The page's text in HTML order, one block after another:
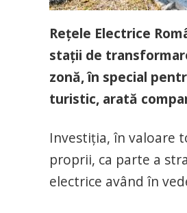
Rețele Electrice
stații de
zonă, în special
turistic, arată
Investiția, în valoare
proprii, ca parte a
electrice având în